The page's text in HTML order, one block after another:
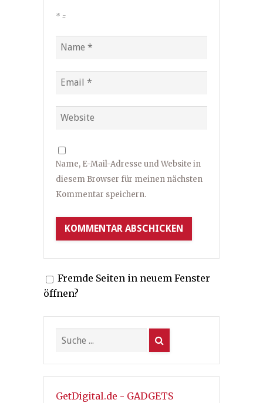
* =
Name, E-Mail-Adresse und Website in
diesem Browser für meinen nächsten
Kommentar speichern.
Fremde Seiten in neuem Fenster
öffnen?
GetDigital.de - GADGETS